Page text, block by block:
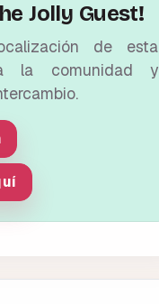
Jolly Guest!
de esta
la comunidad y